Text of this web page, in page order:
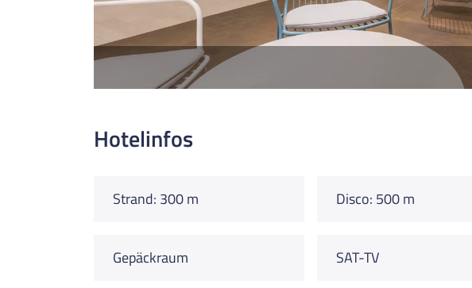
Hotelinfos
Strand: 300 m Disco: 500 m
Gepäckraum SAT-TV